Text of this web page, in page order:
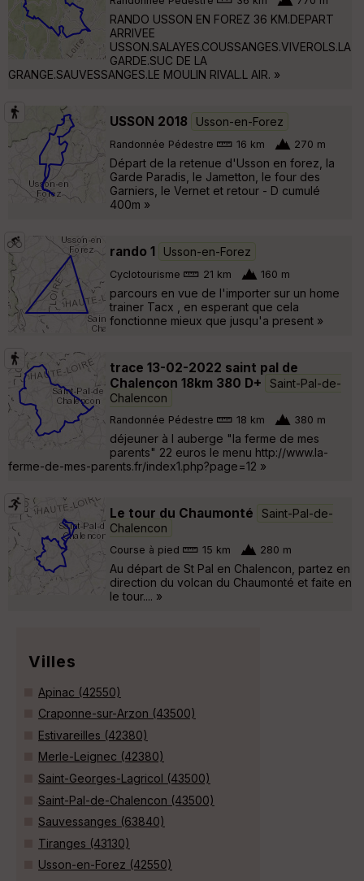
RANDO USSON EN FOREZ 36 KM.DEPART
ARRIVEE
USSON.SALAYES.COUSSANGES.VIVEROLS.LA
GARDE.SUC DE LA
GRANGE.SAUVESSANGES.LE MOULIN RIVAL.L AIR. »
USSON 2018 Usson-en-Forez
Randonnée Pédestre 16 km 270 m
Départ de la retenue d'Usson en forez, la
Garde Paradis, le Jametton, le four des
Garniers, le Vernet et retour - D cumulé
400m »
rando 1 Usson-en-Forez
Cyclotourisme 21 km 160 m
parcours en vue de l'importer sur un home
trainer Tacx , en esperant que cela
fonctionne mieux que jusqu'a present »
trace 13-02-2022 saint pal de
Chalençon 18km 380 D+
Saint-Pal-de-
Chalencon
Randonnée Pédestre 18 km 380 m
déjeuner à l auberge "la ferme de mes
parents" 22 euros le menu http://www.la-
ferme-de-mes-parents.fr/index1.php?page=12 »
Le tour du Chaumonté
Saint-Pal-de-
Chalencon
Course à pied 15 km 280 m
Au départ de St Pal en Chalencon, partez en
direction du volcan du Chaumonté et faite en
le tour.... »
Villes
Apinac (42550)
Craponne-sur-Arzon (43500)
Estivareilles (42380)
Merle-Leignec (42380)
Saint-Georges-Lagricol (43500)
Saint-Pal-de-Chalencon (43500)
Sauvessanges (63840)
Tiranges (43130)
Usson-en-Forez (42550)